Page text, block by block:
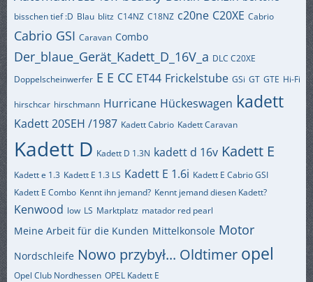
bisschen tief :D Blau blitz C14NZ C18NZ c20ne C20XE Cabrio
Cabrio GSI Caravan Combo
Der_blaue_Gerät_Kadett_D_16V_a DLC C20XE
Doppelscheinwerfer E E CC ET44 Frickelstube GSi GT GTE Hi-Fi
hirschcar hirschmann Hurricane Hückeswagen kadett
Kadett 20SEH /1987 Kadett Cabrio Kadett Caravan
Kadett D Kadett D 1.3N kadett d 16v Kadett E
Kadett e 1.3 Kadett E 1.3 LS Kadett E 1.6i Kadett E Cabrio GSI
Kadett E Combo Kennt ihn jemand? Kennt jemand diesen Kadett?
Kenwood low LS Marktplatz matador red pearl
Meine Arbeit für die Kunden Mittelkonsole Motor
Nordschleife Nowo przybył... Oldtimer opel
Opel Club Nordhessen OPEL Kadett E